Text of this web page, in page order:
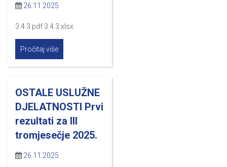
26.11.2025
3.4.3.pdf 3.4.3.xlsx
Pročitaj više
OSTALE USLUŽNE
DJELATNOSTI Prvi
rezultati za III
tromjesečje 2025.
26.11.2025